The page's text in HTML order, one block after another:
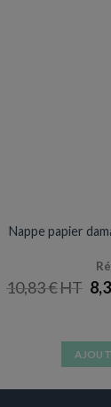
Nappe papier
10,83€
LE